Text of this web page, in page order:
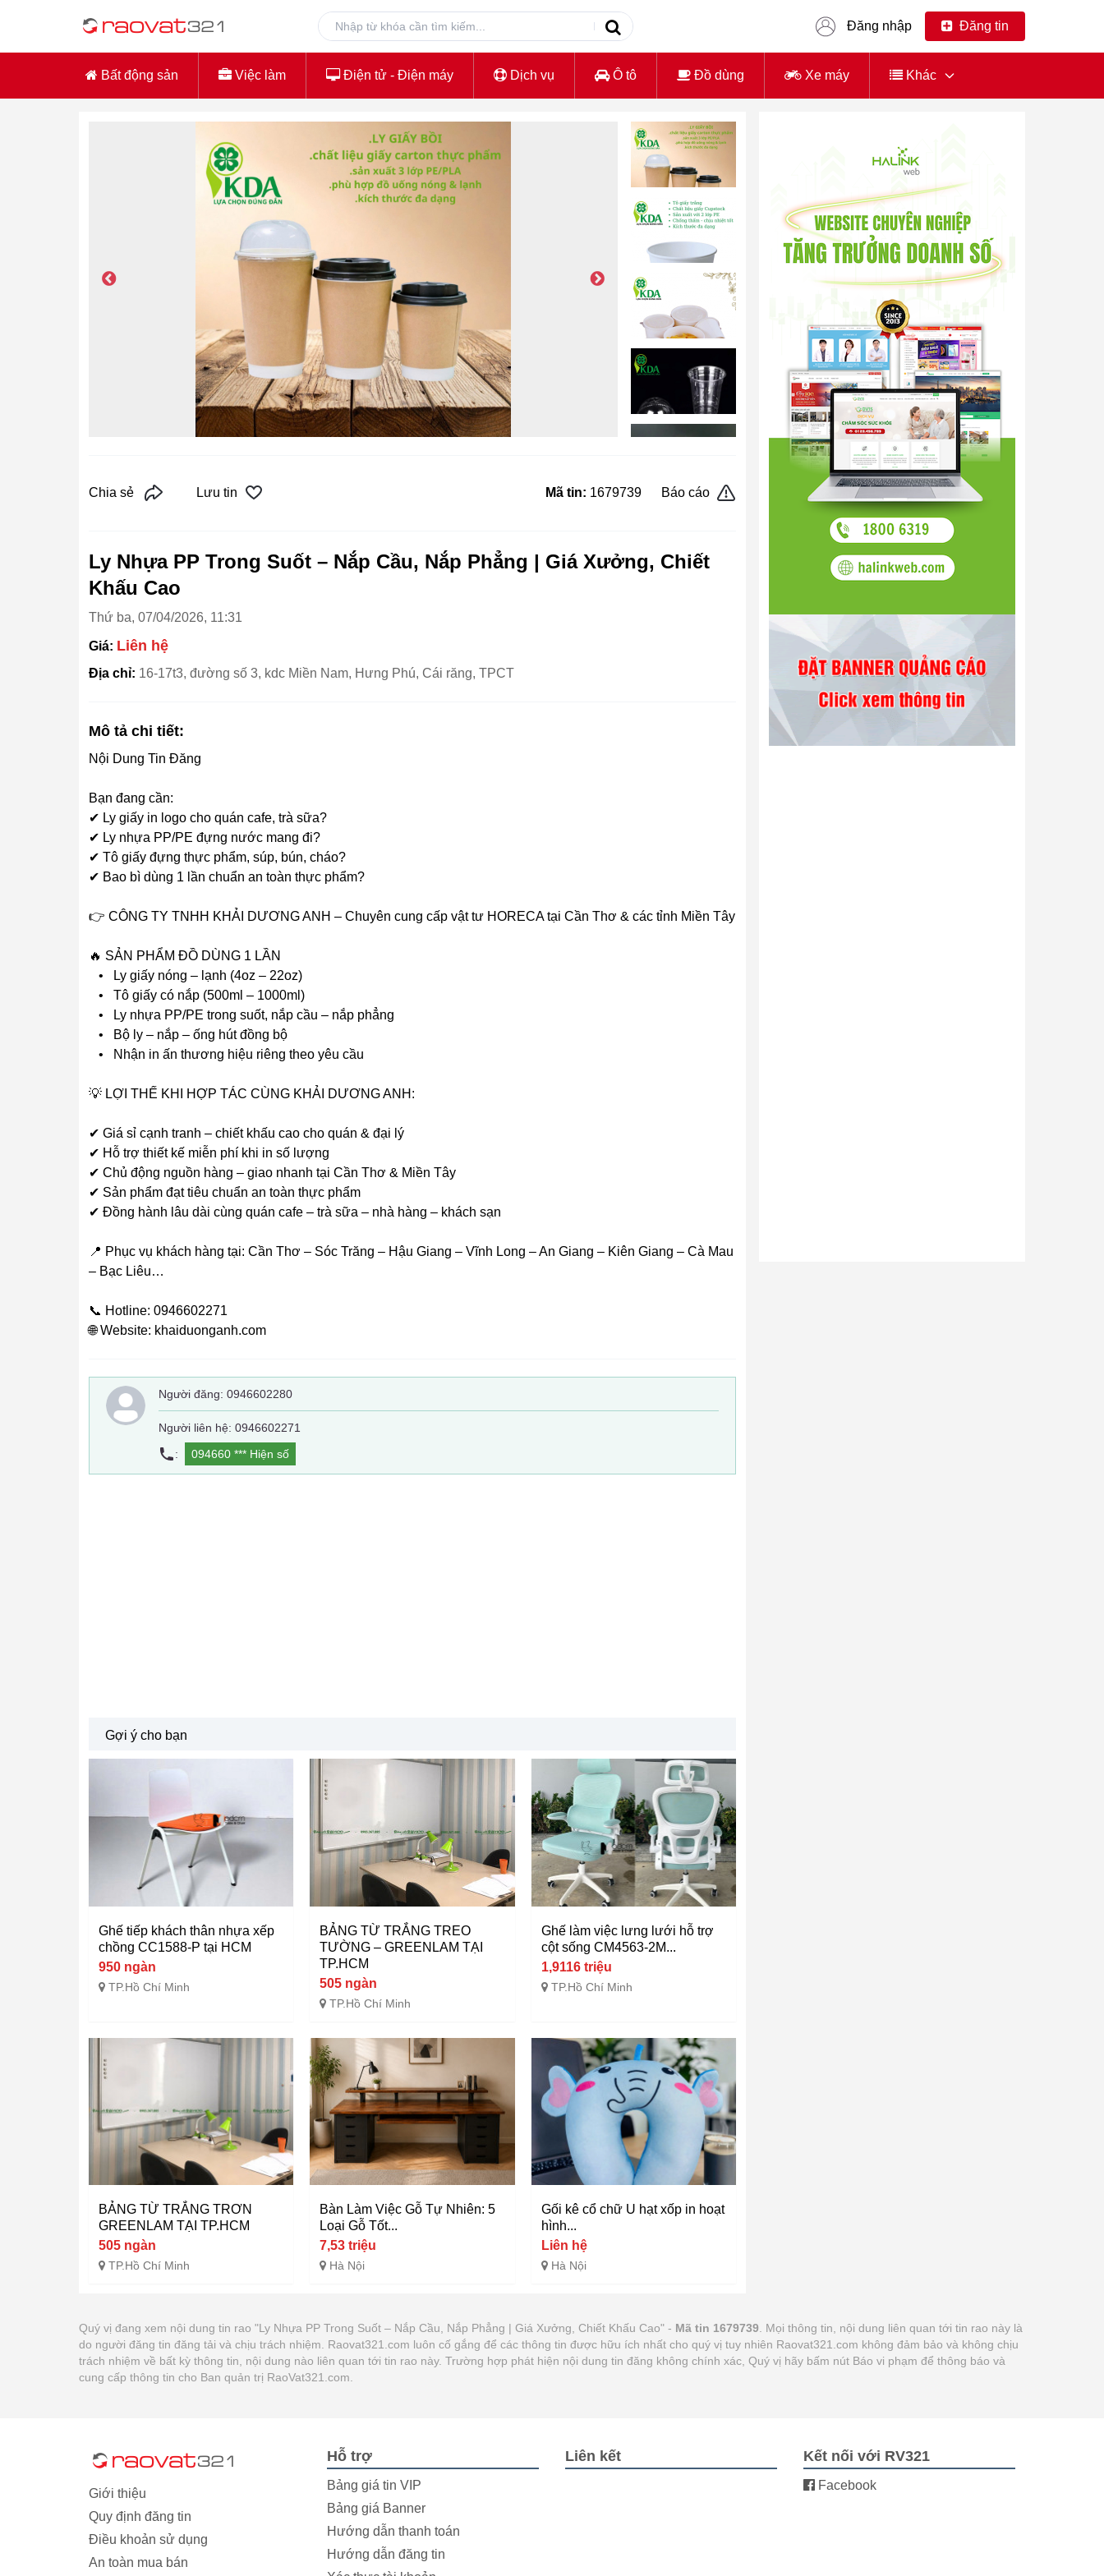
Đăng nhập Đăng tin
Bất động sản Việc làm Điện tử - Điện máy Dịch vụ Ô tô Đồ dùng Xe máy Khác
Chia sẻ Lưu tin Mã tin: 1679739 Báo cáo
Ly Nhựa PP Trong Suốt – Nắp Cầu, Nắp Phẳng | Giá Xưởng, Chiết
Khấu Cao
Thứ ba, 07/04/2026, 11:31
Giá: Liên hệ
Địa chỉ: 16-17t3, đường số 3, kdc Miền Nam, Hưng Phú, Cái răng, TPCT
Mô tả chi tiết:
Nội Dung Tin Đăng
Bạn đang cần:
✔ Ly giấy in logo cho quán cafe, trà sữa?
✔ Ly nhựa PP/PE đựng nước mang đi?
✔ Tô giấy đựng thực phẩm, súp, bún, cháo?
✔ Bao bì dùng 1 lần chuẩn an toàn thực phẩm?
👉 CÔNG TY TNHH KHẢI DƯƠNG ANH – Chuyên cung cấp vật tư HORECA tại Cần Thơ & các tỉnh Miền Tây
🔥 SẢN PHẨM ĐỒ DÙNG 1 LẦN
• Ly giấy nóng – lạnh (4oz – 22oz)
• Tô giấy có nắp (500ml – 1000ml)
• Ly nhựa PP/PE trong suốt, nắp cầu – nắp phẳng
• Bộ ly – nắp – ống hút đồng bộ
• Nhận in ấn thương hiệu riêng theo yêu cầu
💡 LỢI THẾ KHI HỢP TÁC CÙNG KHẢI DƯƠNG ANH:
✔ Giá sỉ cạnh tranh – chiết khấu cao cho quán & đại lý
✔ Hỗ trợ thiết kế miễn phí khi in số lượng
✔ Chủ động nguồn hàng – giao nhanh tại Cần Thơ & Miền Tây
✔ Sản phẩm đạt tiêu chuẩn an toàn thực phẩm
✔ Đồng hành lâu dài cùng quán cafe – trà sữa – nhà hàng – khách sạn
📍 Phục vụ khách hàng tại: Cần Thơ – Sóc Trăng – Hậu Giang – Vĩnh Long – An Giang – Kiên Giang – Cà Mau
– Bạc Liêu…
📞 Hotline: 0946602271
🌐 Website: khaiduonganh.com
Người đăng: 0946602280
Người liên hệ: 0946602271
:
094660 *** Hiện số
Gợi ý cho bạn
Ghế tiếp khách thân nhựa xếp
chồng CC1588-P tại HCM
950 ngàn
TP.Hồ Chí Minh
BẢNG TỪ TRẮNG TREO
TƯỜNG – GREENLAM TẠI
TP.HCM
505 ngàn
TP.Hồ Chí Minh
Ghế làm việc lưng lưới hỗ trợ
cột sống CM4563-2M...
1,9116 triệu
TP.Hồ Chí Minh
BẢNG TỪ TRẮNG TRƠN
GREENLAM TẠI TP.HCM
505 ngàn
TP.Hồ Chí Minh
Bàn Làm Việc Gỗ Tự Nhiên: 5
Loại Gỗ Tốt...
7,53 triệu
Hà Nội
Gối kê cổ chữ U hạt xốp in hoạt
hình...
Liên hệ
Hà Nội
Quý vị đang xem nội dung tin rao "Ly Nhựa PP Trong Suốt – Nắp Cầu, Nắp Phẳng | Giá Xưởng, Chiết Khấu Cao" - Mã tin 1679739 . Mọi thông tin, nội dung liên quan tới tin rao này là
do người đăng tin đăng tải và chịu trách nhiệm. Raovat321.com luôn cố gắng để các thông tin được hữu ích nhất cho quý vị tuy nhiên Raovat321.com không đảm bảo và không chịu
trách nhiệm về bất kỳ thông tin, nội dung nào liên quan tới tin rao này. Trường hợp phát hiện nội dung tin đăng không chính xác, Quý vị hãy bấm nút Báo vi phạm để thông báo và
cung cấp thông tin cho Ban quản trị RaoVat321.com.
Giới thiệu
Quy định đăng tin
Điều khoản sử dụng
An toàn mua bán
Hỗ trợ
Bảng giá tin VIP
Bảng giá Banner
Hướng dẫn thanh toán
Hướng dẫn đăng tin
Liên kết Kết nối với RV321
Facebook